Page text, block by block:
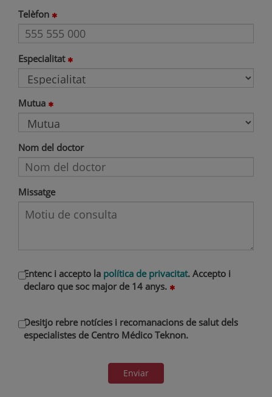
Telèfon
Especialitat
Mutua
Nom del doctor
Missatge
Entenc i accepto la política de privacitat. Accepto i
declaro que soc major de 14 anys.
Desitjo rebre notícies i recomanacions de salut dels
especialistes de Centro Médico Teknon.
Enviar